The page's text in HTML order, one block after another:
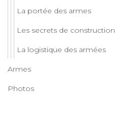
La portée des armes
Les secrets de construction
La logistique des armées
Armes
Photos